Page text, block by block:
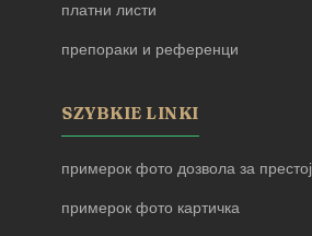
платни листи
препораки и референци
SZYBKIE LINKI
примерок фото дозвола за престој
примерок фото картичка